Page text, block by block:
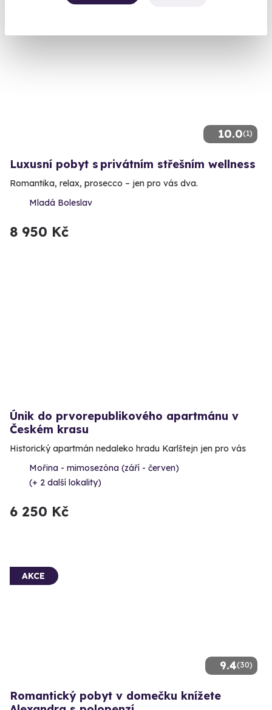
10.0(1)
Luxusní pobyt s privátním střešním wellness
Romantika, relax, prosecco – jen pro vás dva.
Mladá Boleslav
8 950 Kč
Únik do prvorepublikového apartmánu v
Českém krasu
Historický apartmán nedaleko hradu Karlštejn jen pro vás
Mořina - mimosezóna (září - červen)
(+ 2 další lokality)
6 250 Kč
9.4(30)
AKCE
Romantický pobyt v domečku knížete